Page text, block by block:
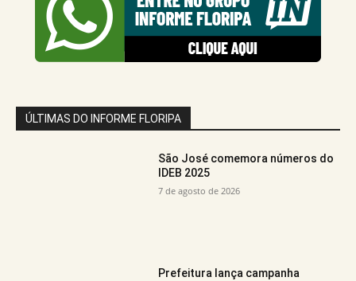
ÚLTIMAS DO INFORME FLORIPA
São José comemora números do
IDEB 2025
7 de agosto de 2026
Prefeitura lança campanha